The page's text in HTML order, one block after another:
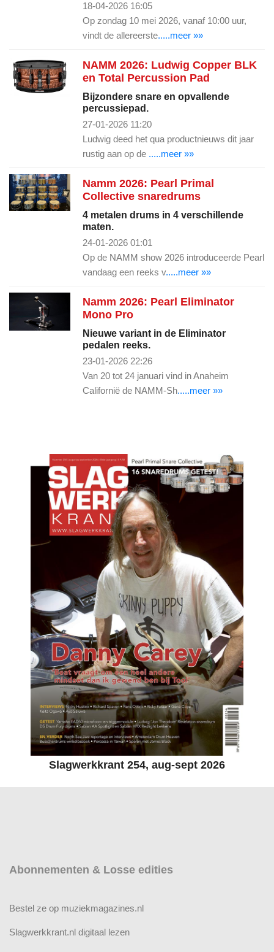
18-04-2026 16:05
Op zondag 10 mei 2026, vanaf 10:00 uur,
vindt de allereerste.....meer »»
NAMM 2026: Ludwig Copper BLK
en Total Percussion Pad
Bijzondere snare en opvallende
percussiepad.
27-01-2026 11:20
Ludwig deed het qua productnieuws dit jaar
rustig aan op de .....meer »»
Namm 2026: Pearl Primal
Collective snaredrums
4 metalen drums in 4 verschillende
maten.
24-01-2026 01:01
Op de NAMM show 2026 introduceerde Pearl
vandaag een reeks v.....meer »»
Namm 2026: Pearl Eliminator
Mono Pro
Nieuwe variant in de Eliminator
pedalen reeks.
23-01-2026 22:26
Van 20 tot 24 januari vind in Anaheim
Californië de NAMM-Sh.....meer »»
Slagwerkkrant 254, aug-sept 2026
Abonnementen & Losse edities
Bestel ze op muziekmagazines.nl
Slagwerkkrant.nl digitaal lezen